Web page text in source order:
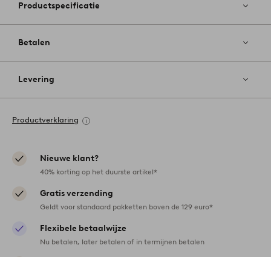
Productspecificatie
Betalen
Levering
Productverklaring
Nieuwe klant?
40% korting op het duurste artikel*
Gratis verzending
Geldt voor standaard pakketten boven de 129 euro*
Flexibele betaalwijze
Nu betalen, later betalen of in termijnen betalen